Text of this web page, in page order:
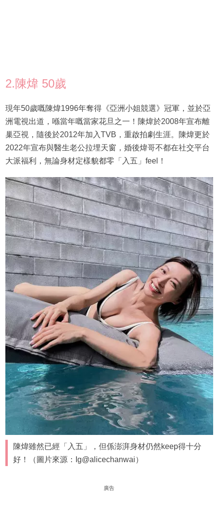
2.陳煒 50歲
現年50歲嘅陳煒1996年奪得《亞洲小姐競選》冠軍，並於亞
洲電視出道，喺當年嘅當家花旦之一！陳煒於2008年宣布離
巢亞視，隨後於2012年加入TVB，重啟拍劇生涯。陳煒更於
2022年宣布與醫生老公拉埋天窗，婚後煒哥不都在社交平台
大派福利，無論身材定樣貌都零「入五」feel！
陳煒雖然已經「入五」，但係澎湃身材仍然keep得十分
好！（圖片來源：Ig@alicechanwai）
廣告